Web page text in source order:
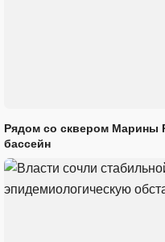
Рядом со сквером Марины
бассейн